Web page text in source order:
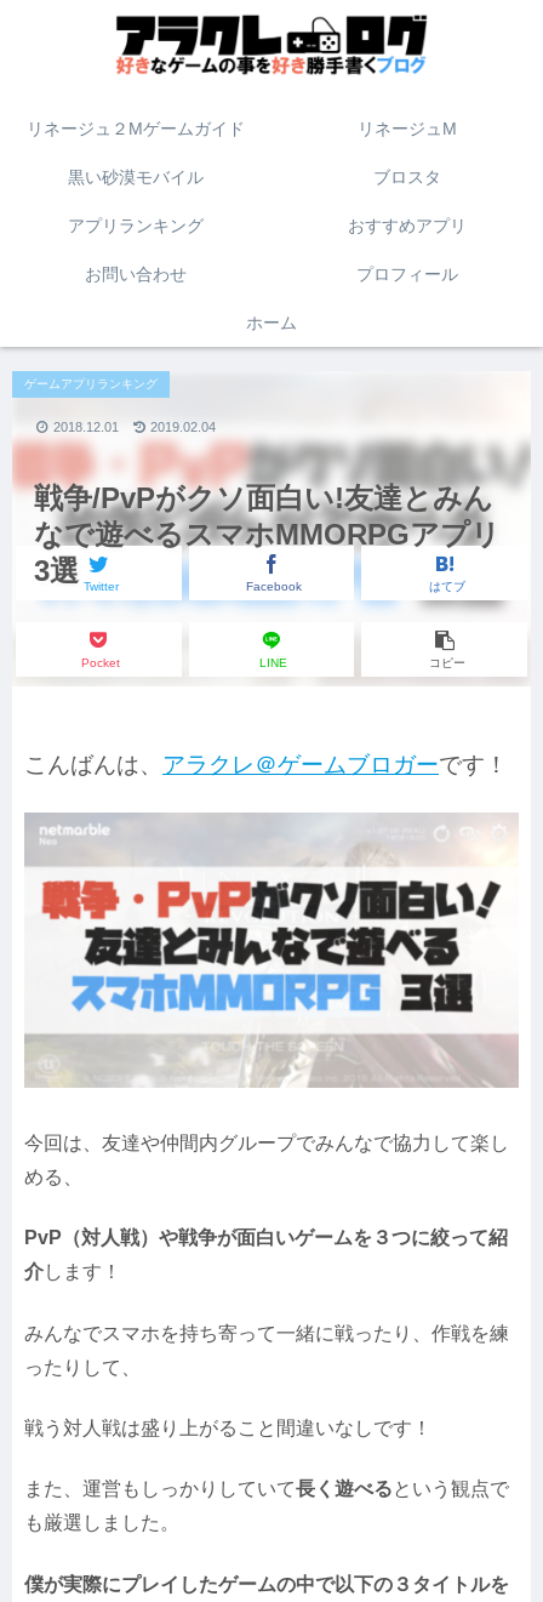
リネージュ２Mゲームガイド リネージュM
黒い砂漠モバイル ブロスタ
アプリランキング おすすめアプリ
お問い合わせ プロフィール
ホーム
戦争/PvPがクソ面白い!友達とみん
なで遊べるスマホMMORPGアプリ
3選
ゲームアプリランキング
Twitter Facebook はてブ
Pocket LINE コピー
2019.02.04
2018.12.01
こんばんは、 アラクレ＠ゲームブロガーです！
今回は、友達や仲間内グループでみんなで協力して楽し
める、
PvP（対人戦）や戦争が面白いゲームを３つに絞って紹
介します！
みんなでスマホを持ち寄って一緒に戦ったり、作戦を練
ったりして、
戦う対人戦は盛り上がること間違いなしです！
また、運営もしっかりしていて長く遊べるという観点で
も厳選しました。
僕が実際にプレイしたゲームの中で以下の３タイトルを